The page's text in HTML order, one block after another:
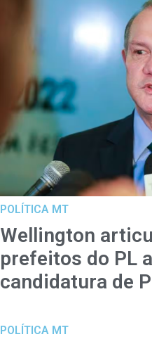
POLÍTICA MT
Wellington
prefeitos do PL
candidatura de
POLÍTICA MT